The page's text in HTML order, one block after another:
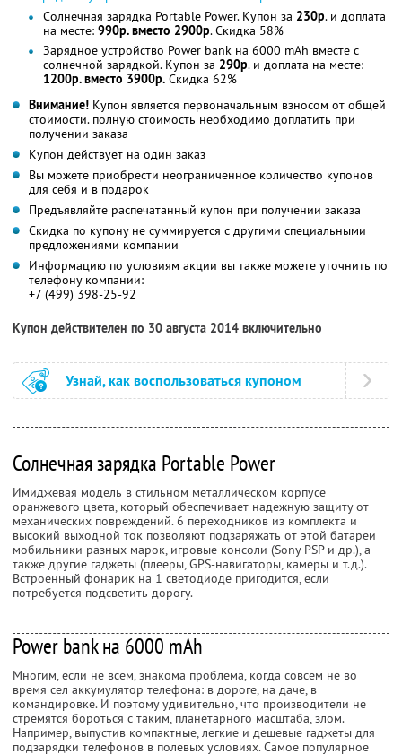
Солнечная зарядка Portable Power. Купон за 230р. и доплата
на месте: 990р. вместо 2900р. Скидка 58%
Зарядное устройство Power bank на 6000 mAh вместе с
солнечной зарядкой. Купон за 290р. и доплата на месте:
1200р. вместо 3900р. Скидка 62%
Внимание! Купон является первоначальным взносом от общей
стоимости. полную стоимость необходимо доплатить при
получении заказа
Купон действует на один заказ
Вы можете приобрести неограниченное количество купонов
для себя и в подарок
Предъявляйте распечатанный купон при получении заказа
Скидка по купону не суммируется с другими специальными
предложениями компании
Информацию по условиям акции вы также можете уточнить по
телефону компании:
+7 (499) 398-25-92
Купон действителен по 30 августа 2014 включительно
Узнай, как воспользоваться купоном
Солнечная зарядка Portable Power
Имиджевая модель в стильном металлическом корпусе
оранжевого цвета, который обеспечивает надежную защиту от
механических повреждений. 6 переходников из комплекта и
высокий выходной ток позволяют подзаряжать от этой батареи
мобильники разных марок, игровые консоли (Sony PSP и др.), а
также другие гаджеты (плееры, GPS-навигаторы, камеры и т.д.).
Встроенный фонарик на 1 светодиоде пригодится, если
потребуется подсветить дорогу.
Power bank на 6000 mAh
Многим, если не всем, знакома проблема, когда совсем не во
время сел аккумулятор телефона: в дороге, на даче, в
командировке. И поэтому удивительно, что производители не
стремятся бороться с таким, планетарного масштаба, злом.
Например, выпустив компактные, легкие и дешевые гаджеты для
подзарядки телефонов в полевых условиях. Самое популярное